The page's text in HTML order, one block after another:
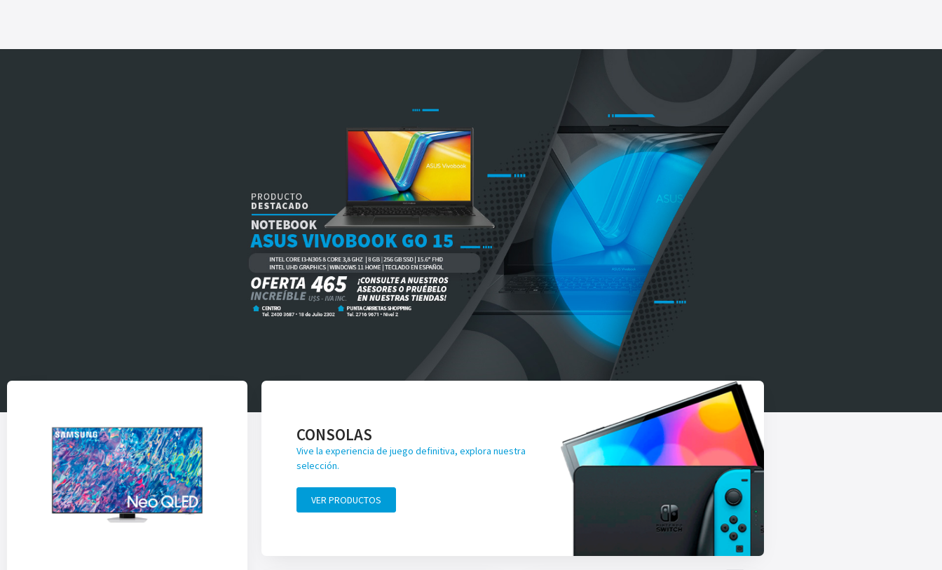
CONSOLAS
Vive la experiencia de juego definitiva, explora nuestra
selección.
VER PRODUCTOS